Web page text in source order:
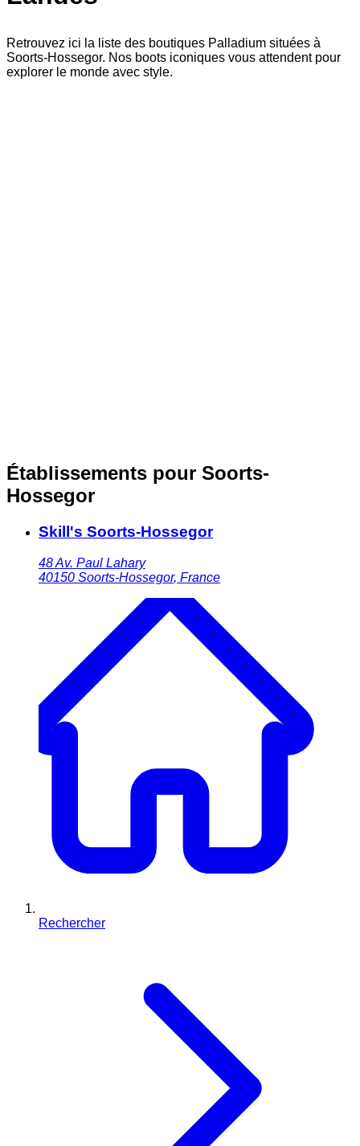
Retrouvez ici la liste des boutiques Palladium situées à
Soorts-Hossegor. Nos boots iconiques vous attendent pour
explorer le monde avec style.
Établissements pour Soorts-
Hossegor
Skill's Soorts-Hossegor
48 Av. Paul Lahary
40150 Soorts-Hossegor, France
Rechercher